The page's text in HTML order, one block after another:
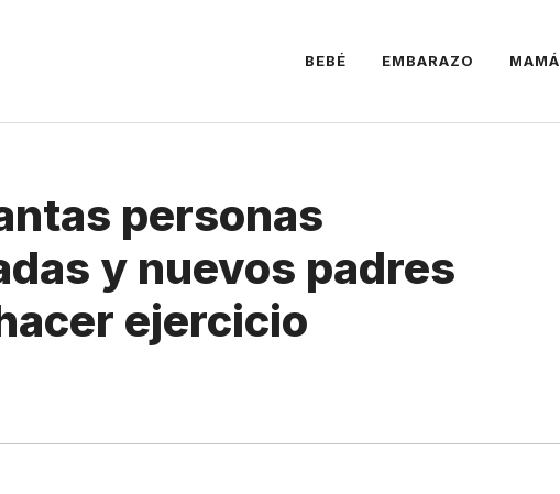
BEBÉ EMBARAZO MAMÁ
personas
y nuevos padres
ejercicio